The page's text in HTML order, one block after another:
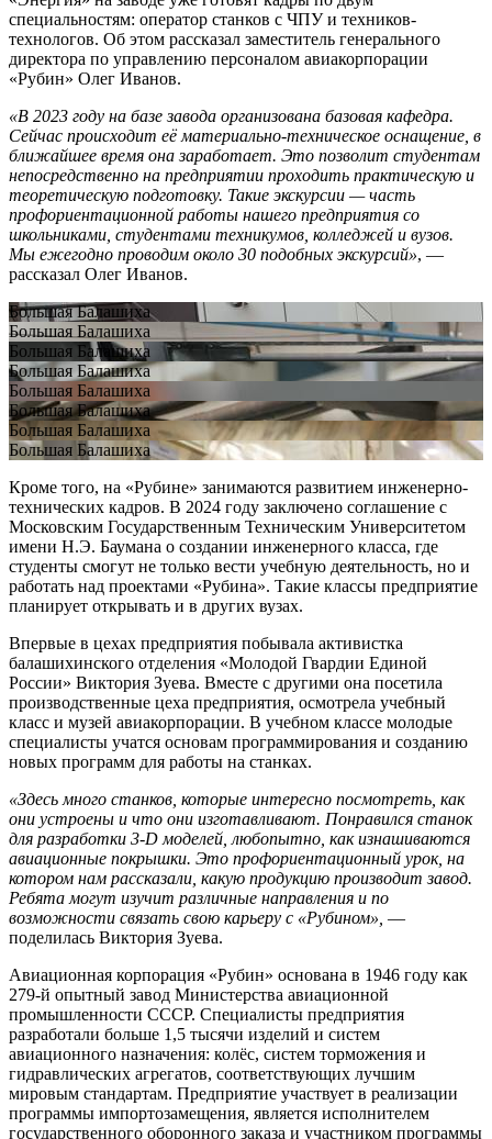
специальностям: оператор станков с ЧПУ и техников-
технологов. Об этом рассказал заместитель генерального
директора по управлению персоналом авиакорпорации
«Рубин» Олег Иванов.
«В 2023 году на базе завода организована базовая кафедра.
Сейчас происходит её материально-техническое оснащение, в
ближайшее время она заработает. Это позволит студентам
непосредственно на предприятии проходить практическую и
теоретическую подготовку. Такие экскурсии — часть
профориентационной работы нашего предприятия со
школьниками, студентами техникумов, колледжей и вузов.
Мы ежегодно проводим около 30 подобных экскурсий», —
рассказал Олег Иванов.
Большая Балашиха
Большая Балашиха
Большая Балашиха
Большая Балашиха
Большая Балашиха
Большая Балашиха
Большая Балашиха
Большая Балашиха
Кроме того, на «Рубине» занимаются развитием инженерно-
технических кадров. В 2024 году заключено соглашение с
Московским Государственным Техническим Университетом
имени Н.Э. Баумана о создании инженерного класса, где
студенты смогут не только вести учебную деятельность, но и
работать над проектами «Рубина». Такие классы предприятие
планирует открывать и в других вузах.
Впервые в цехах предприятия побывала активистка
балашихинского отделения «Молодой Гвардии Единой
России» Виктория Зуева. Вместе с другими она посетила
производственные цеха предприятия, осмотрела учебный
класс и музей авиакорпорации. В учебном классе молодые
специалисты учатся основам программирования и созданию
новых программ для работы на станках.
«Здесь много станков, которые интересно посмотреть, как
они устроены и что они изготавливают. Понравился станок
для разработки 3-D моделей, любопытно, как изнашиваются
авиационные покрышки. Это профориентационный урок, на
котором нам рассказали, какую продукцию производит завод.
Ребята могут изучит различные направления и по
возможности связать свою карьеру с «Рубином», —
поделилась Виктория Зуева.
Авиационная корпорация «Рубин» основана в 1946 году как
279-й опытный завод Министерства авиационной
промышленности СССР. Специалисты предприятия
разработали больше 1,5 тысячи изделий и систем
авиационного назначения: колёс, систем торможения и
гидравлических агрегатов, соответствующих лучшим
мировым стандартам. Предприятие участвует в реализации
программы импортозамещения, является исполнителем
государственного оборонного заказа и участником программы